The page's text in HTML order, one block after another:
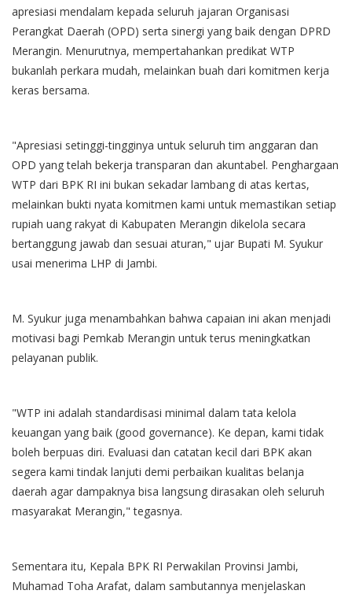
apresiasi mendalam kepada seluruh jajaran Organisasi
Perangkat Daerah (OPD) serta sinergi yang baik dengan DPRD
Merangin. Menurutnya, mempertahankan predikat WTP
bukanlah perkara mudah, melainkan buah dari komitmen kerja
keras bersama.
"Apresiasi setinggi-tingginya untuk seluruh tim anggaran dan
OPD yang telah bekerja transparan dan akuntabel. Penghargaan
WTP dari BPK RI ini bukan sekadar lambang di atas kertas,
melainkan bukti nyata komitmen kami untuk memastikan setiap
rupiah uang rakyat di Kabupaten Merangin dikelola secara
bertanggung jawab dan sesuai aturan," ujar Bupati M. Syukur
usai menerima LHP di Jambi.
M. Syukur juga menambahkan bahwa capaian ini akan menjadi
motivasi bagi Pemkab Merangin untuk terus meningkatkan
pelayanan publik.
"WTP ini adalah standardisasi minimal dalam tata kelola
keuangan yang baik (good governance). Ke depan, kami tidak
boleh berpuas diri. Evaluasi dan catatan kecil dari BPK akan
segera kami tindak lanjuti demi perbaikan kualitas belanja
daerah agar dampaknya bisa langsung dirasakan oleh seluruh
masyarakat Merangin," tegasnya.
Sementara itu, Kepala BPK RI Perwakilan Provinsi Jambi,
Muhamad Toha Arafat, dalam sambutannya menjelaskan